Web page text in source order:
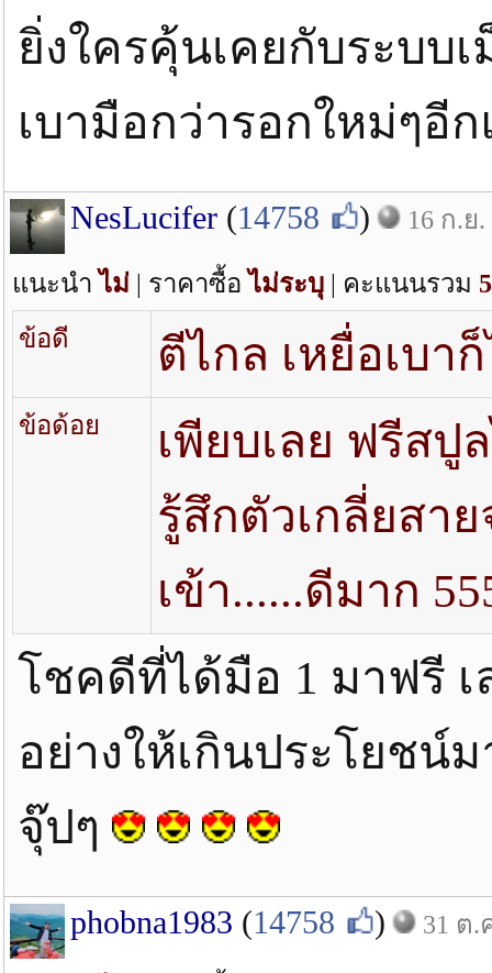
ยิ่งใครคุ้นเคยกับระบบ
เบามือกว่ารอกใหม่ๆอี
NesLucifer (14758 ) 16 ก.ย.
แนะนำไม่ | ราคาซื้อไม่ระบุ | คะแนนรวม 5
ข้อดี
ตีไกล เหยื่อเบา
ข้อด้อย
เพียบเลย ฟรีสปู
รู้สึกตัวเกลี่ยสา
เข้า......ดีมาก
โชคดีที่ได้มือ 1 มาฟรี
อย่างให้เกินประโยช
จุ๊ปๆ
phobna1983 (14758 ) 31 ต.